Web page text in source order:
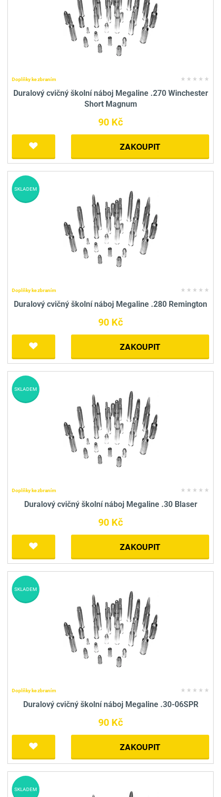
Doplňky ke zbraním
Duralový cvičný školní náboj Megaline .270 Winchester
Short Magnum
90 Kč
ZAKOUPIT
Doplňky ke zbraním
Duralový cvičný školní náboj Megaline .280 Remington
90 Kč
ZAKOUPIT
SKLADEM
Doplňky ke zbraním
Duralový cvičný školní náboj Megaline .30 Blaser
90 Kč
ZAKOUPIT
SKLADEM
Doplňky ke zbraním
Duralový cvičný školní náboj Megaline .30-06SPR
90 Kč
ZAKOUPIT
SKLADEM
SKLADEM